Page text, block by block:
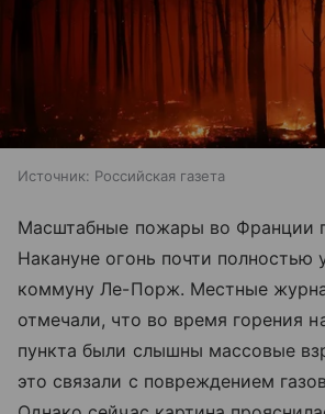
Источник: Российская газета
Масштабные пожары во Франции
Накануне огонь почти полностью
коммуну Ле-Порж. Местные
отмечали, что во время горения
пункта были слышны массовые
это связали с повреждением